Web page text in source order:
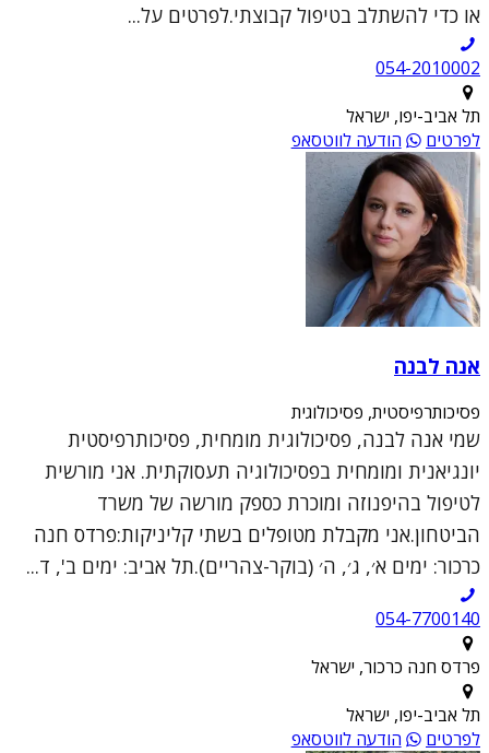
או כדי להשתלב בטיפול קבוצתי.לפרטים על...
054-2010002
תל אביב-יפו, ישראל
לפרטים
הודעה לווטסאפ
אנה לבנה
פסיכותרפיסטית, פסיכולוגית
שמי אנה לבנה, פסיכולוגית מומחית, פסיכותרפיסטית
יונגיאנית ומומחית בפסיכולוגיה תעסוקתית. אני מורשית
לטיפול בהיפנוזה ומוכרת כספק מורשה של משרד
הביטחון.אני מקבלת מטופלים בשתי קליניקות:פרדס חנה
כרכור: ימים א׳, ג׳, ה׳ (בוקר-צהריים).תל אביב: ימים ב', ד...
054-7700140
פרדס חנה כרכור, ישראל
תל אביב-יפו, ישראל
לפרטים
הודעה לווטסאפ